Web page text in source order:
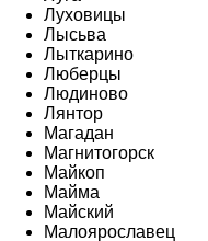
Луховицы
Лысьва
Лыткарино
Люберцы
Людиново
Лянтор
Магадан
Магнитогорск
Майкоп
Майма
Майский
Малоярославец